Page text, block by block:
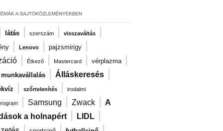
| látás | szerszám | visszaváltás |
| Lenovo | pajzsmirigy |
| Étkező | Mastercard | vérplazma |
| Álláskeresés |
| szőrtelenítés | irodalmi
| Samsung | Zwack | A
a holnapért | LIDL |